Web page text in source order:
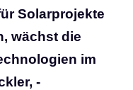
Solarprojekte
wächst die
im
-